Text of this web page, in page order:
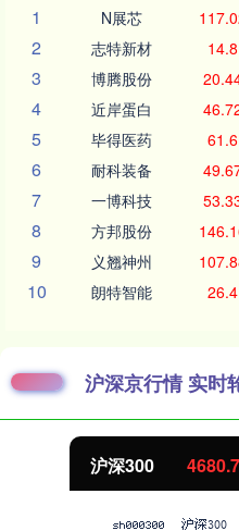
1
N展芯
2 志特新材 14.8
3 博腾股份
4 近岸蛋白
5 毕得医药 61.6
6 耐科装备
7 一博科技
8 方邦股份
9 义翘神州
10 朗特智能 26.4
沪深京行情 实时
沪深300